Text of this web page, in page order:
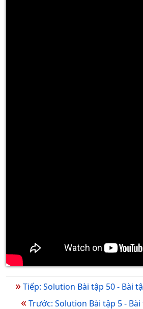
»Tiếp: Solution Bài tập 50 - Bài
«Trước: Solution Bài tập 5 -